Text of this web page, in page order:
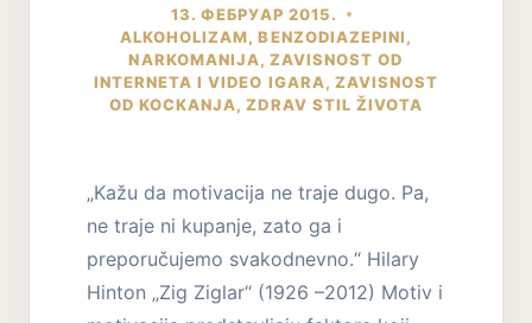
13. ФЕБРУАР 2015.
ALKOHOLIZAM,BENZODIAZEPINI,
NARKOMANIJA,ZAVISNOST OD
INTERNETA I VIDEO IGARA, ZAVISNOST
OD KOCKANJA,ZDRAV STIL ŽIVOTA
„Kažu da motivacija ne traje dugo. Pa,
ne traje ni kupanje, zato ga i
preporučujemo svakodnevno.“ Hilary
Hinton „Zig Ziglar“ (1926 –2012) Motiv i